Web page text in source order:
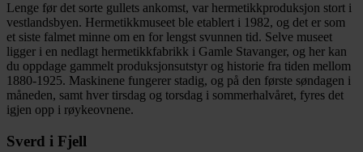
Lenge før det sorte gullets ankomst, var hermetikkproduksjon stort i
vestlandsbyen. Hermetikkmuseet ble etablert i 1982, og det er som
et siste falmet minne om en for lengst svunnen tid. Selve museet
ligger i en nedlagt hermetikkfabrikk i Gamle Stavanger, og her kan
du oppdage gammelt produksjonsutstyr og historie fra tiden mellom
1880-1925. Maskinene fungerer stadig, og på den første søndagen i
måneden, samt hver tirsdag og torsdag i sommerhalvåret, fyres det
igjen opp i røykeovnene.
Sverd i Fjell